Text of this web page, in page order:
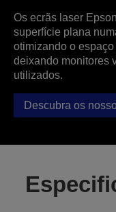
Os ecrãs laser
superfície plana
otimizando o
deixando monitores
utilizados.
Descubra os